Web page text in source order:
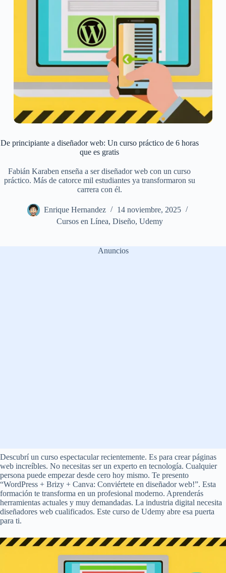
De principiante a diseñador web: Un curso práctico de 6 horas
que es gratis
Fabián Karaben enseña a ser diseñador web con un curso
práctico. Más de catorce mil estudiantes ya transformaron su
carrera con él.
Enrique Hernandez
14 noviembre, 2025
Cursos en Línea, Diseño, Udemy
Anuncios
Descubrí un curso espectacular recientemente. Es para crear páginas
web increíbles. No necesitas ser un experto en tecnología. Cualquier
persona puede empezar desde cero hoy mismo. Te presento
“WordPress + Brizy + Canva: Conviértete en diseñador web!”. Esta
formación te transforma en un profesional moderno. Aprenderás
herramientas actuales y muy demandadas. La industria digital necesita
diseñadores web cualificados. Este curso de Udemy abre esa puerta
para ti.